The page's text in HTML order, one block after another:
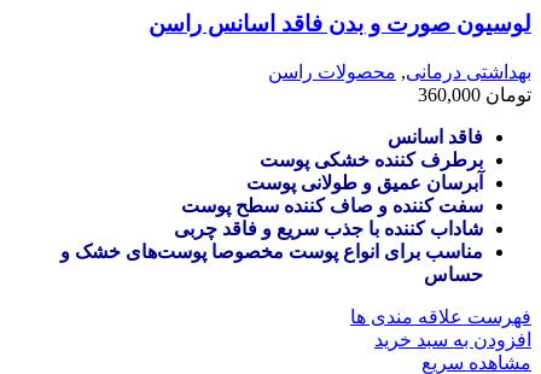
لوسیون صورت و بدن فاقد اسانس راسن
بهداشتی درمانی, محصولات راسن
تومان
فاقد اسانس
برطرف کننده خشکی پوست
آبرسان عمیق و طولانی پوست
سفت کننده و صاف کننده سطح پوست
شاداب کننده با جذب سریع و فاقد چربی
مناسب برای انواع پوست مخصوصا پوست‌های خشک و
حساس
فهرست علاقه مندی ها
افزودن به سبد خرید
مشاهده سریع